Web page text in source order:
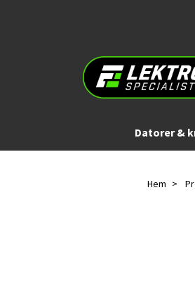
Datorer &
Hem